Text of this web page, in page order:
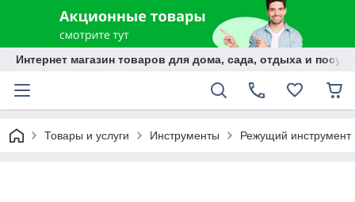
Интернет магазин товаров для дома, сада, отдыха и
Товары и услуги Инструменты Режущий инструмент